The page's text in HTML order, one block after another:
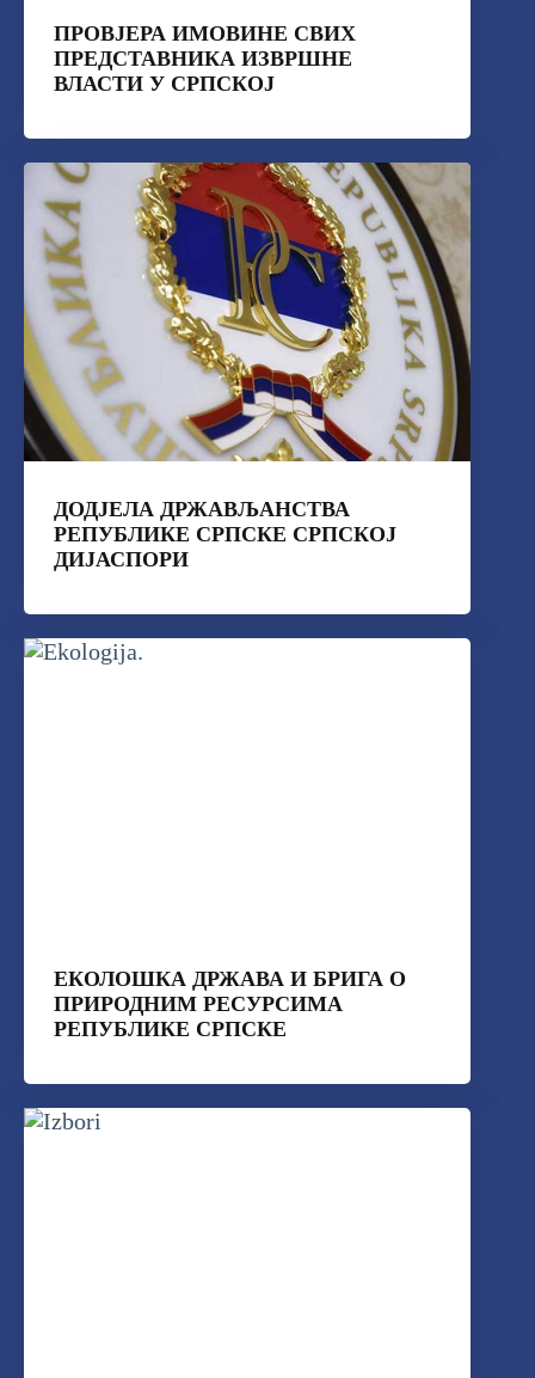
ПРОВЈЕРА ИМОВИНЕ СВИХ
ПРЕДСТАВНИКА ИЗВРШНЕ
ВЛАСТИ У СРПСКОЈ
ДОДЈЕЛА ДРЖАВЉАНСТВА
РЕПУБЛИКЕ СРПСКЕ СРПСКОЈ
ДИЈАСПОРИ
ЕКОЛОШКА ДРЖАВА И БРИГА О
ПРИРОДНИМ РЕСУРСИМА
РЕПУБЛИКЕ СРПСКЕ